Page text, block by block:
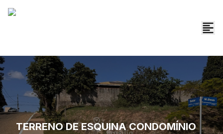
TERRENO DE ESQUINA CONDOMÍNIO